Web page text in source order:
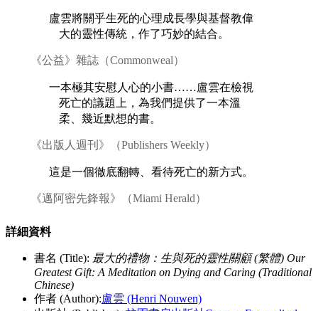
盧雲將關乎生死的心理成長學與基督教偉
大的靈性傳統，作了巧妙的結合。
《公益》雜誌（Commonweal）
一本極其安慰人心的小書……盧雲在檢視
死亡的議題上，為我們提供了一本溫
柔、幾近默想的書。
《出版人週刊》（Publishers Weekly）
這是一個徹底翻轉、看待死亡的新方式。
《邁阿密先鋒報》（Miami Herald）
詳細資料
書名 (Title): 最大的禮物：生與死的靈性關顧 (繁體) Our
Greatest Gift: A Meditation on Dying and Caring (Traditional
Chinese)
作者 (Author):盧雲 (Henri Nouwen)